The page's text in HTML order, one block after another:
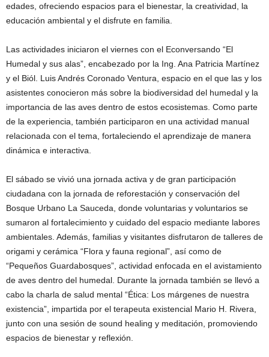
edades, ofreciendo espacios para el bienestar, la creatividad, la
educación ambiental y el disfrute en familia.
Las actividades iniciaron el viernes con el Econversando “El
Humedal y sus alas”, encabezado por la Ing. Ana Patricia Martínez
y el Biól. Luis Andrés Coronado Ventura, espacio en el que las y los
asistentes conocieron más sobre la biodiversidad del humedal y la
importancia de las aves dentro de estos ecosistemas. Como parte
de la experiencia, también participaron en una actividad manual
relacionada con el tema, fortaleciendo el aprendizaje de manera
dinámica e interactiva.
El sábado se vivió una jornada activa y de gran participación
ciudadana con la jornada de reforestación y conservación del
Bosque Urbano La Sauceda, donde voluntarias y voluntarios se
sumaron al fortalecimiento y cuidado del espacio mediante labores
ambientales. Además, familias y visitantes disfrutaron de talleres de
origami y cerámica “Flora y fauna regional”, así como de
“Pequeños Guardabosques”, actividad enfocada en el avistamiento
de aves dentro del humedal. Durante la jornada también se llevó a
cabo la charla de salud mental “Ética: Los márgenes de nuestra
existencia”, impartida por el terapeuta existencial Mario H. Rivera,
junto con una sesión de sound healing y meditación, promoviendo
espacios de bienestar y reflexión.